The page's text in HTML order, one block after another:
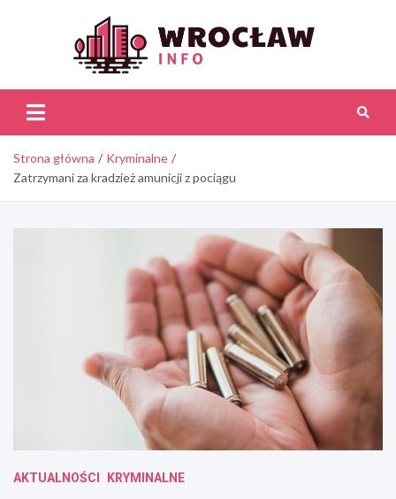
Strona główna
Kryminalne
Zatrzymani za kradzież amunicji z pociągu
AKTUALNOŚCI KRYMINALNE